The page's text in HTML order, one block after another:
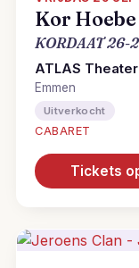
Kor Hoebe
KORDAAT 26-
ATLAS Theater
Emmen
Uitverkocht
CABARET
Tickets